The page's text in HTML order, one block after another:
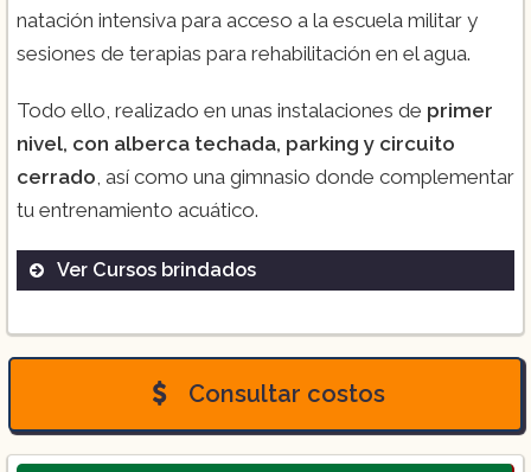
natación intensiva para acceso a la escuela militar y
sesiones de terapias para rehabilitación en el agua.
Todo ello, realizado en unas instalaciones de primer
nivel, con alberca techada, parking y circuito
cerrado , así como una gimnasio donde complementar
tu entrenamiento acuático.
Ver Cursos brindados
Clases de natación para adultos:
Clases de natación para niños:
Consultar costos